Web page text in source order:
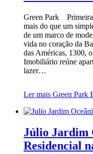
Green Park
mais do que um
de um marco de
vida no coração da
das Américas, 1300,
Imobiliário reúne
lazer…
Ler mais Green Park
Júlio Jardim
Residencial